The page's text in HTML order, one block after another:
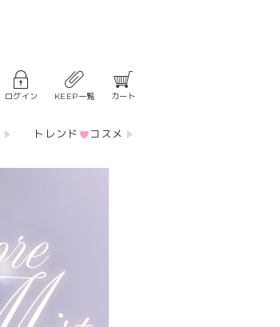
ログイン KEEP一覧 カート
トレンド コスメ